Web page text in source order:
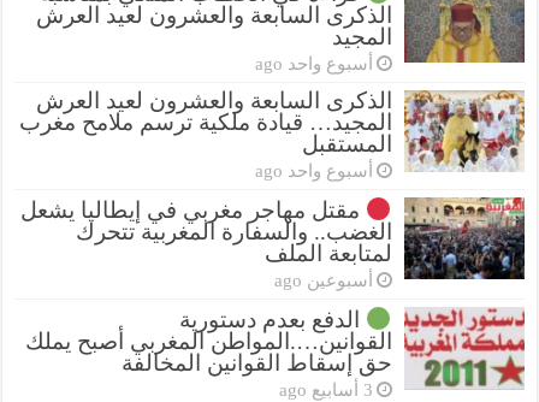
الذكرى السابعة والعشرون لعيد العرش
المجيد
أسبوع واحد ago
الذكرى السابعة والعشرون لعيد العرش
المجيد… قيادة ملكية ترسم ملامح مغرب
المستقبل
أسبوع واحد ago
مقتل مهاجر مغربي في إيطاليا يشعل
الغضب.. والسفارة المغربية تتحرك
لمتابعة الملف
أسبوعين ago
الدفع بعدم دستورية
القوانين….المواطن المغربي أصبح يملك
حق إسقاط القوانين المخالفة
3 أسابيع ago